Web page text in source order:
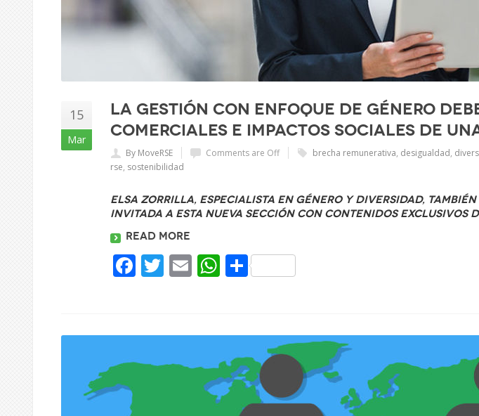
15
Mar
La gestión con enfoque de Género
comerciales e impactos sociales de
By MoveRSE Comments are Off brecha remunerativa, desigualdad,
rse, sostenibilidad
Elsa Zorrilla, especialista en Género y Diversidad,
invitada a esta nueva sección con contenidos exclusivos
Read more
Facebook
Twitter
EmailWhatsApp
Share